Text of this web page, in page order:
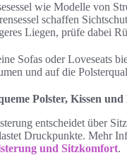
wie Modelle von
schaffen
Liegen, prüfe dabei
Sofas oder Loveseats
und auf die
Polster, Kissen
entscheidet über
Druckpunkte. Mehr
und Sitzkomfort.